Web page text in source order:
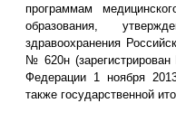
программам
образования,
здравоохранения
№ 620н
Федерации 1 ноября
также государственной